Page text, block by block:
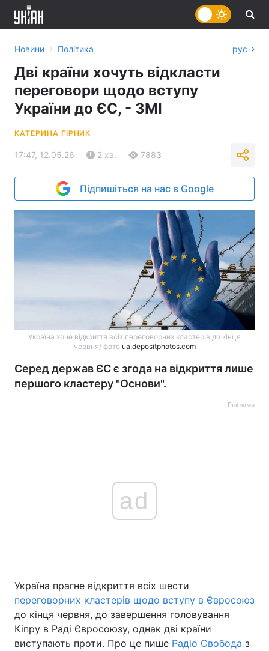
Головна Війна
Україна Політика
Економіка Світ
Новини › Політика рус
Дві країни хочуть відкласти
переговори щодо вступу
України до ЄС, - ЗМІ
КАТЕРИНА ГІРНИК
17:47, 12.05.26 2 хв. 7883
Підпишіться на нас в Google
Україна хоче відкриття всіх переговорних кластерів до кінця
червня/ фото ua.depositphotos.com
Серед держав ЄС є згода на відкриття лише
першого кластеру "Основи".
Реклама
ad
Україна прагне відкриття всіх шести
переговорних кластерів щодо вступу в Євросоюз
до кінця червня, до завершення головування
Кіпру в Раді Євросоюзу, однак дві країни
виступають проти. Про це пише Радіо Свобода з